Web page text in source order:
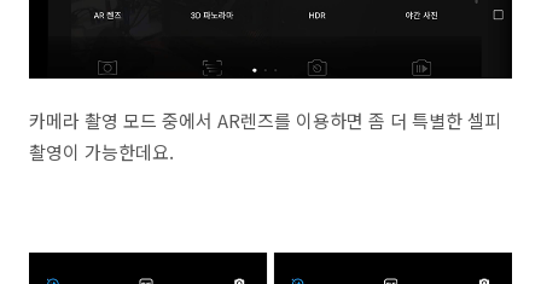
카메라 촬영 모드 중에서 AR렌즈를 이용하면 좀 더 특별한 셀피
촬영이 가능한데요.